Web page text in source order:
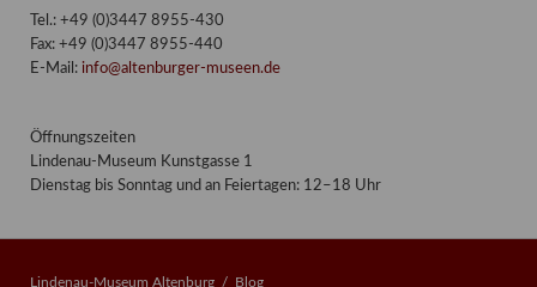
Tel.: +49 (0)3447 8955-430
Fax: +49 (0)3447 8955-440
E-Mail: info@altenburger-museen.de
Öffnungszeiten
Lindenau-Museum Kunstgasse 1
Dienstag bis Sonntag und an Feiertagen: 12–18 Uhr
Lindenau-Museum Altenburg Blog